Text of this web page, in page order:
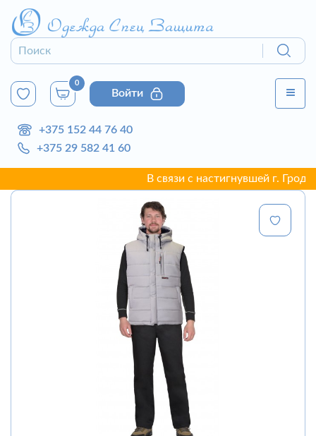
0
Войти
+375 152 44 76 40
+375 29 582 41 60
В связи с настигнувшей г. Гродно